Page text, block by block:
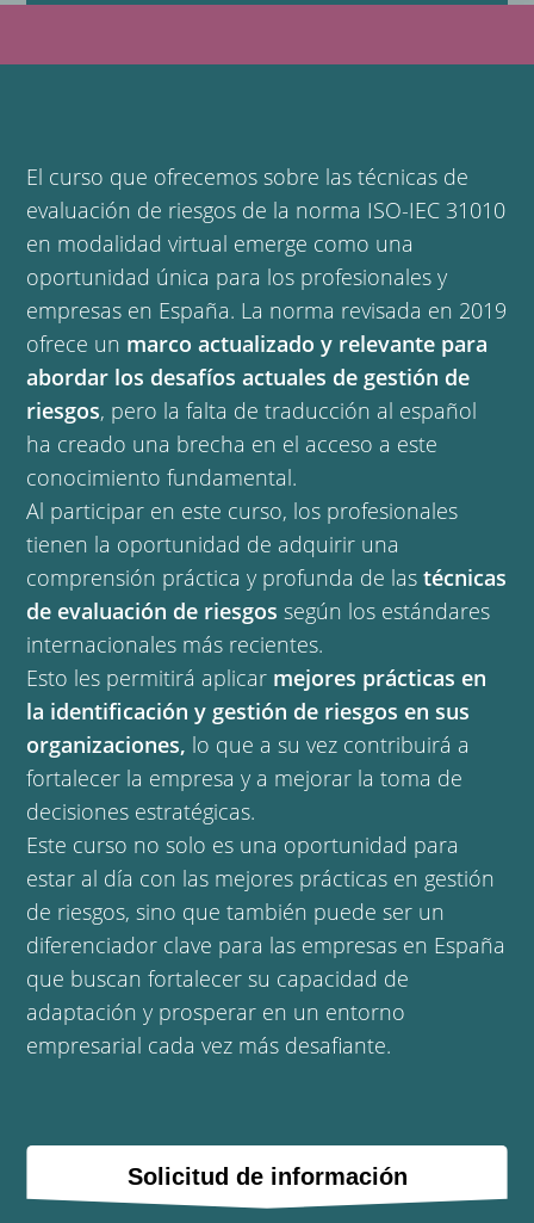
El curso que ofrecemos sobre las técnicas de
evaluación de riesgos de la norma ISO-IEC 31010
en modalidad virtual emerge como una
oportunidad única para los profesionales y
empresas en España. La norma revisada en 2019
ofrece un marco actualizado y relevante para
abordar los desafíos actuales de gestión de
riesgos, pero la falta de traducción al español
ha creado una brecha en el acceso a este
conocimiento fundamental.
Al participar en este curso, los profesionales
tienen la oportunidad de adquirir una
comprensión práctica y profunda de las técnicas
de evaluación de riesgos según los estándares
internacionales más recientes.
Esto les permitirá aplicar mejores prácticas en
la identificación y gestión de riesgos en sus
organizaciones, lo que a su vez contribuirá a
fortalecer la empresa y a mejorar la toma de
decisiones estratégicas.
Este curso no solo es una oportunidad para
estar al día con las mejores prácticas en gestión
de riesgos, sino que también puede ser un
diferenciador clave para las empresas en España
que buscan fortalecer su capacidad de
adaptación y prosperar en un entorno
empresarial cada vez más desafiante.
Solicitud de información